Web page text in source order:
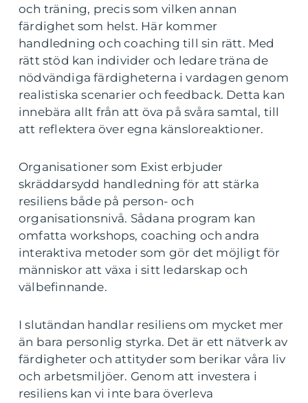
och träning, precis som vilken annan
färdighet som helst. Här kommer
handledning och coaching till sin rätt. Med
rätt stöd kan individer och ledare träna de
nödvändiga färdigheterna i vardagen genom
realistiska scenarier och feedback. Detta kan
innebära allt från att öva på svåra samtal, till
att reflektera över egna känsloreaktioner.
Organisationer som Exist erbjuder
skräddarsydd handledning för att stärka
resiliens både på person- och
organisationsnivå. Sådana program kan
omfatta workshops, coaching och andra
interaktiva metoder som gör det möjligt för
människor att växa i sitt ledarskap och
välbefinnande.
I slutändan handlar resiliens om mycket mer
än bara personlig styrka. Det är ett nätverk av
färdigheter och attityder som berikar våra liv
och arbetsmiljöer. Genom att investera i
resiliens kan vi inte bara överleva